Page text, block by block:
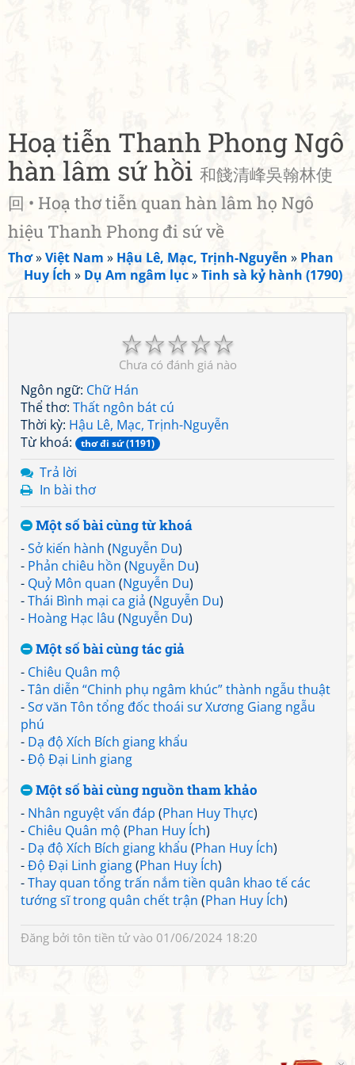
Hoạ tiễn Thanh Phong Ngô
hàn lâm sứ hồi 和餞清峰吳翰林使
回 • Hoạ thơ tiễn quan hàn lâm họ Ngô
hiệu Thanh Phong đi sứ về
Thơ»Việt Nam » Hậu Lê, Mạc, Trịnh-Nguyễn » Phan
Huy Ích » Dụ Am ngâm lục»Tinh sà kỷ hành (1790)
☆
☆
☆
☆
☆
Chưa có đánh giá nào
Ngôn ngữ: Chữ Hán
Thể thơ: Thất ngôn bát cú
Thời kỳ: Hậu Lê, Mạc, Trịnh-Nguyễn
Từ khoá:
thơ đi sứ (1191)
Trả lời
In bài thơ
Một số bài cùng từ khoá
-Sở kiến hành (Nguyễn Du)
- Phản chiêu hồn (Nguyễn Du)
- Quỷ Môn quan (Nguyễn Du)
-Thái Bình mại ca giả (Nguyễn Du)
- Hoàng Hạc lâu (Nguyễn Du)
Một số bài cùng tác giả
- Chiêu Quân mộ
-Tân diễn “Chinh phụ ngâm khúc” thành ngẫu thuật
-Sơ văn Tôn tổng đốc thoái sư Xương Giang ngẫu
phú
- Dạ độ Xích Bích giang khẩu
-Độ Đại Linh giang
Một số bài cùng nguồn tham khảo
- Nhân nguyệt vấn đáp (Phan Huy Thực)
- Chiêu Quân mộ (Phan Huy Ích)
- Dạ độ Xích Bích giang khẩu (Phan Huy Ích)
-Độ Đại Linh giang(Phan Huy Ích)
-Thay quan tổng trấn nắm tiền quân khao tế các
tướng sĩ trong quân chết trận (Phan Huy Ích)
Đăng bởi tôn tiền tửvào 01/06/2024 18:20